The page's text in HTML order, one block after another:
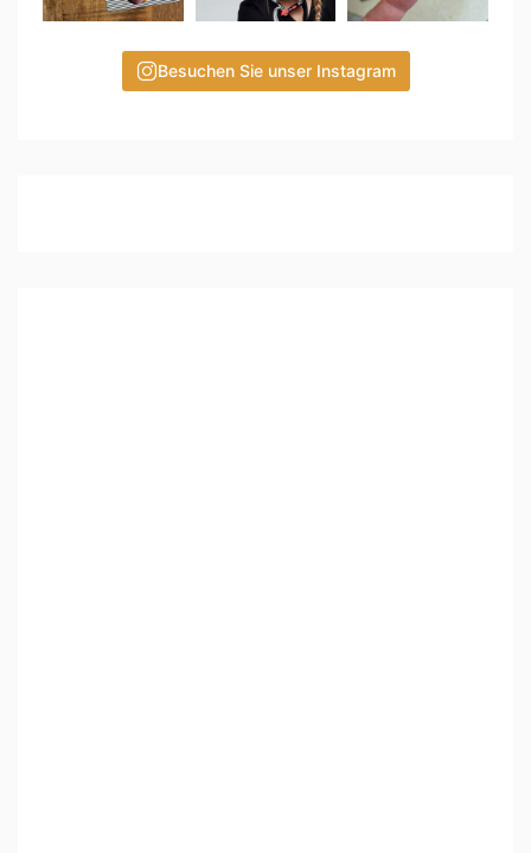
Besuchen Sie unser Instagram